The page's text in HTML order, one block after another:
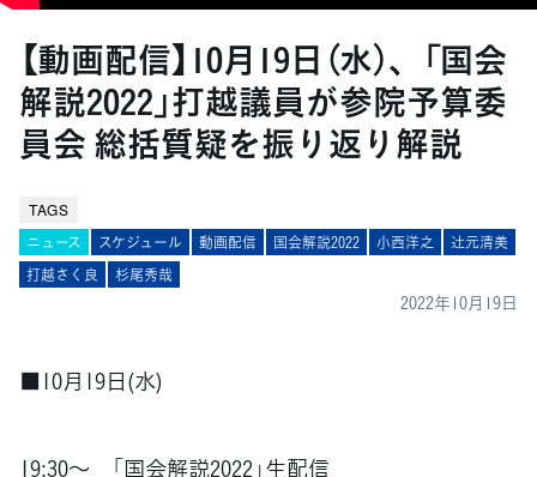
【動画配信】10月19日（水）、「国会
解説2022」打越議員が参院予算委
員会 総括質疑を振り返り解説
TAGS
ニュース スケジュール 動画配信 国会解説2022 小西洋之
辻󠄀元清美
打越さく良
杉尾秀哉
2022年10月19日
■10月19日(水)
19:30〜 「国会解説2022」生配信